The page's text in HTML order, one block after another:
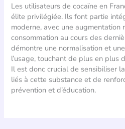
Les utilisateurs de cocaïne en
élite privilégiée. Ils font partie
moderne, avec une augmentation
consommation au cours des
démontre une normalisation et
l’usage, touchant de plus en plus
Il est donc crucial de sensibiliser
liés à cette substance et de
prévention et d’éducation.